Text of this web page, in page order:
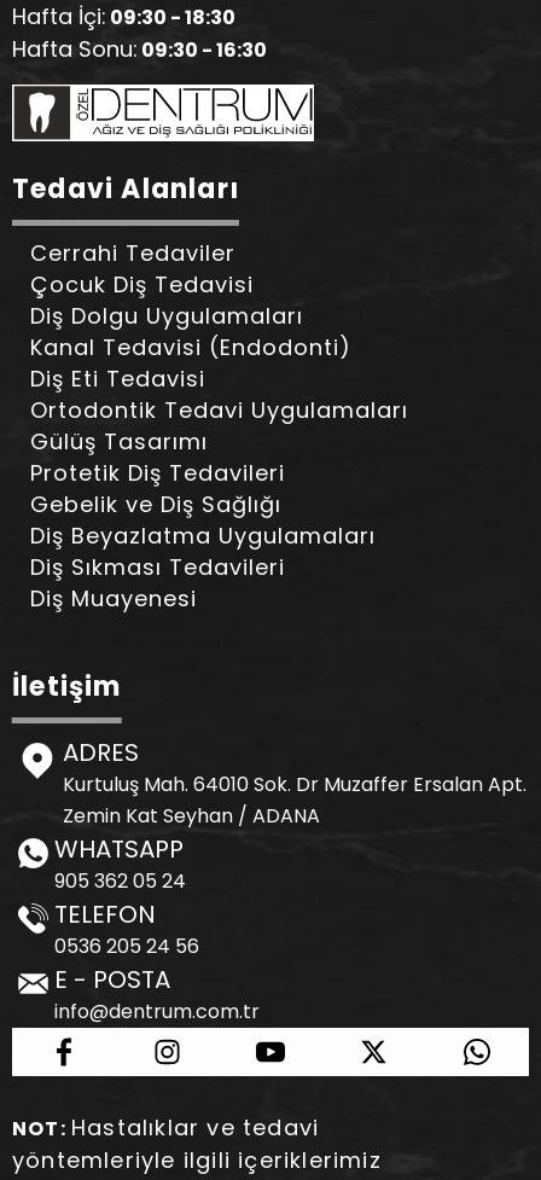
Hafta İçi: 09:30 - 18:30
Hafta Sonu: 09:30 - 16:30
Tedavi Alanları
Cerrahi Tedaviler
Çocuk Diş Tedavisi
Diş Dolgu Uygulamaları
Kanal Tedavisi (Endodonti)
Diş Eti Tedavisi
Ortodontik Tedavi Uygulamaları
Gülüş Tasarımı
Protetik Diş Tedavileri
Gebelik ve Diş Sağlığı
Diş Beyazlatma Uygulamaları
Diş Sıkması Tedavileri
Diş Muayenesi
İletişim
ADRES
Kurtuluş Mah. 64010 Sok. Dr Muzaffer Ersalan Apt.
Zemin Kat Seyhan / ADANA
WHATSAPP
905 362 05 24
TELEFON
0536 205 24 56
E - POSTA
info@dentrum.com.tr
NOT: Hastalıklar ve tedavi
yöntemleriyle ilgili içeriklerimiz